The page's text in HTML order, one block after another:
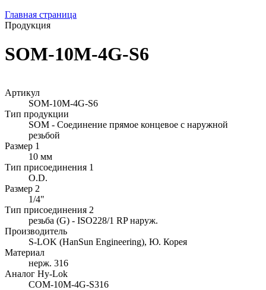
Главная страница
Продукция
SOM-10M-4G-S6
Артикул
SOM-10M-4G-S6
Тип продукции
SOM - Соединение прямое концевое с наружной
резьбой
Размер 1
10 мм
Тип присоединения 1
O.D.
Размер 2
1/4"
Тип присоединения 2
резьба (G) - ISO228/1 RP наруж.
Производитель
S-LOK (HanSun Engineering), Ю. Корея
Материал
нерж. 316
Аналог Hy-Lok
COM-10M-4G-S316